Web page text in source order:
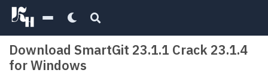
Download SmartGit 23.1.1 Crack 23.1.4
for Windows